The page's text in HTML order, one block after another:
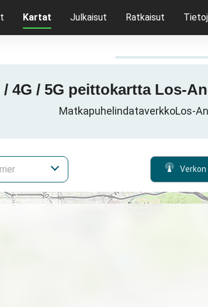
Kartat Julkaisut Ratkaisut
/ 4G / 5G peittokartta Los-
MatkapuhelindataverkkoLos-